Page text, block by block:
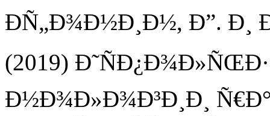
ÐÑ„Ð¾Ð½Ð¸Ð½, Ð”. Ð¸
(2019)
Ð½Ð¾Ð»Ð¾Ð³Ð¸Ð¸